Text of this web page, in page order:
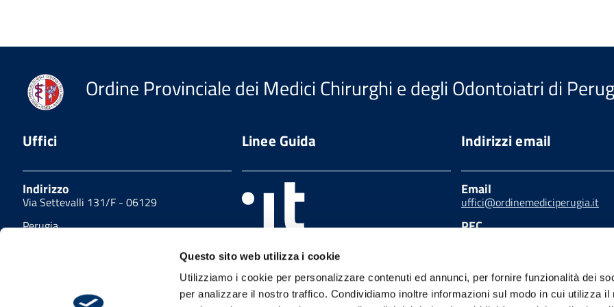
Questo sito web utilizza i cookie
Utilizziamo i cookie per personalizzare contenuti ed annunci, per fornire funzionalità dei
per analizzare il nostro traffico. Condividiamo inoltre informazioni sul modo in cui utilizza il
Ordine Provinciale dei Medici Chirurghi e degli Odontoiatri di
Uffici
Indirizzo
Via Settevalli 131/F - 06129
Perugia
(+39) 075.5153012
Linee Guida
guida di sviluppo per i servizi web
collaborazione con il TEAM PER LA
TRASFORMAZIONE DIGITALE.
Indirizzi email
Email
uffici@ordinemediciperugia.it
PEC